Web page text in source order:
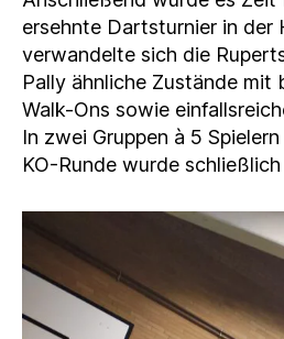
ersehnte Dartsturnier in der
verwandelte sich die
Pally ähnliche Zustände mit
Walk-Ons sowie
In zwei Gruppen à 5
KO-Runde wurde